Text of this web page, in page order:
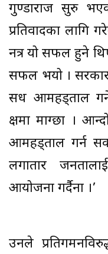
गुण्डाराज सुरु
प्रतिवादका लागि
नत्र यो सफल हुने
सफल भयो ।
सधैं आमहड्ताल
क्षमा माग्छौं ।
आमहड्ताल गर्न
लगातार
आयोजना गर्दैनौं ।’
उनले